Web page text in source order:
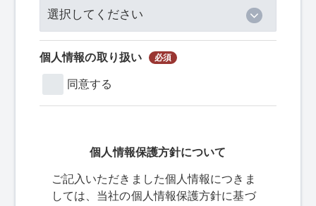
個⼈情報の取り扱い
同意する
個人情報保護方針について
ご記入いただきました個人情報につきま
しては、当社の個人情報保護方針に基づ